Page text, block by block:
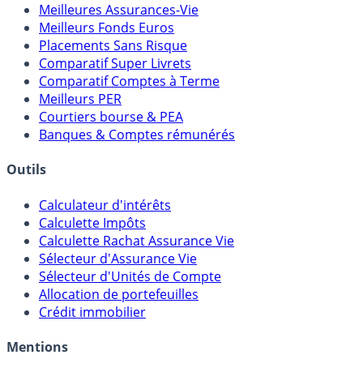
Meilleures Assurances-Vie
Meilleurs Fonds Euros
Placements Sans Risque
Comparatif Super Livrets
Comparatif Comptes à Terme
Meilleurs PER
Courtiers bourse & PEA
Banques & Comptes rémunérés
Outils
Calculateur d'intérêts
Calculette Impôts
Calculette Rachat Assurance Vie
Sélecteur d'Assurance Vie
Sélecteur d'Unités de Compte
Allocation de portefeuilles
Crédit immobilier
Mentions